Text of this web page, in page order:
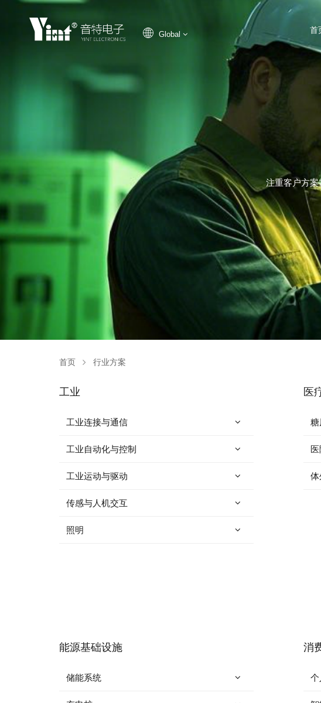
Global 首
注重客户方
首页 行业方案
工业
工业连接与通信
工业自动化与控制
工业运动与驱动
传感与人机交互
照明
医
糖
体
能源基础设施
储能系统
消
个